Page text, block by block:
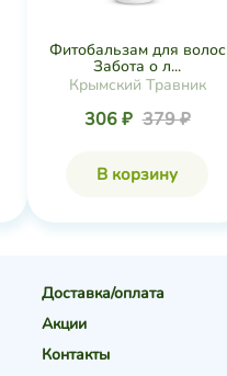
Фитобальзам для волос
Забота о л...
Крымский Травник
306 ₽ 379 ₽
В корзину
Доставка/оплата
Акции
Контакты